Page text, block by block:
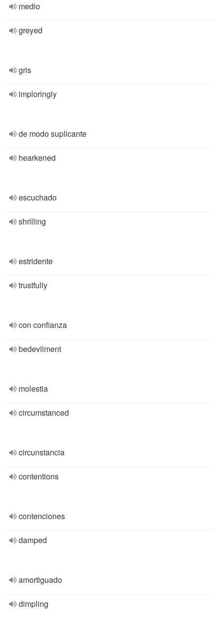
medio
greyed
gris
imploringly
de modo suplicante
hearkened
escuchado
shrilling
estridente
trustfully
con confianza
bedevilment
molestia
circumstanced
circunstancia
contentions
contenciones
damped
amortiguado
dimpling